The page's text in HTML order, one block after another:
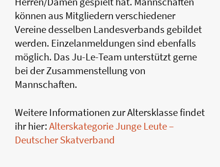
können aus Mitgliedern verschiedener
Vereine desselben Landesverbands gebildet
werden. Einzelanmeldungen sind ebenfalls
möglich. Das Ju-Le-Team unterstützt gerne
bei der Zusammenstellung von
Mannschaften.
Weitere Informationen zur Altersklasse findet
ihr hier:Alterskategorie Junge Leute –
Deutscher Skatverband